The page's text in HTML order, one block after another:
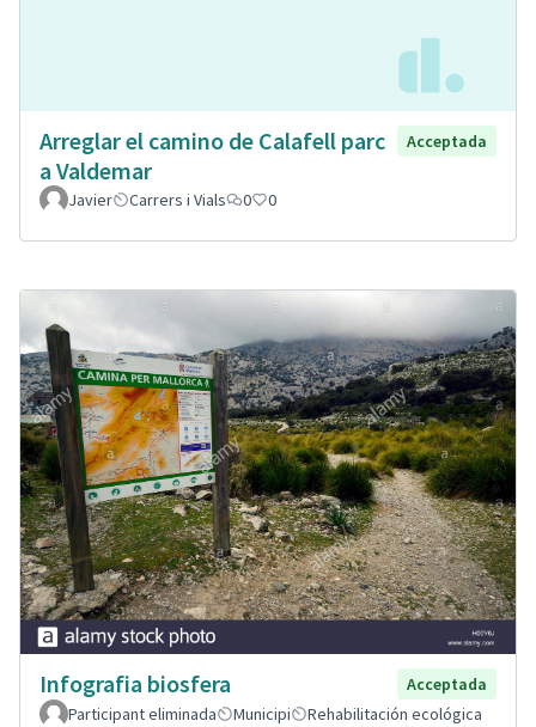
Arreglar el camino de Calafell parc
a Valdemar
Acceptada
Javier Carrers i Vials 0 0
Infografia biosfera
Acceptada
Participant eliminada
Municipi
Rehabilitación ecológica